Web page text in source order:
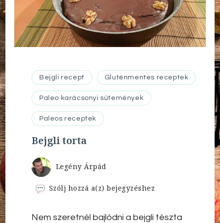
Bejgli recept Gluténmentes receptek
Paleo karácsonyi sütemények
Paleos receptek
Bejgli torta
Legény Árpád
Szólj hozzá a(z)Bejgli
bejegyzéshez
Nem szeretnél bajlódni a bejgli tészta